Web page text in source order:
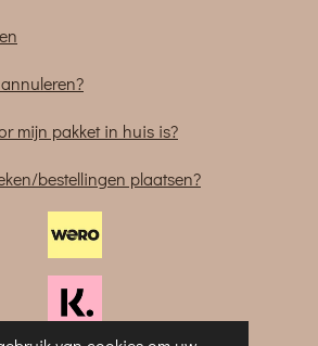
mijn pakket in huis is?
bestellingen plaatsen?